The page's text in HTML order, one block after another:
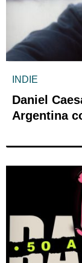
INDIE
Daniel
Argentina